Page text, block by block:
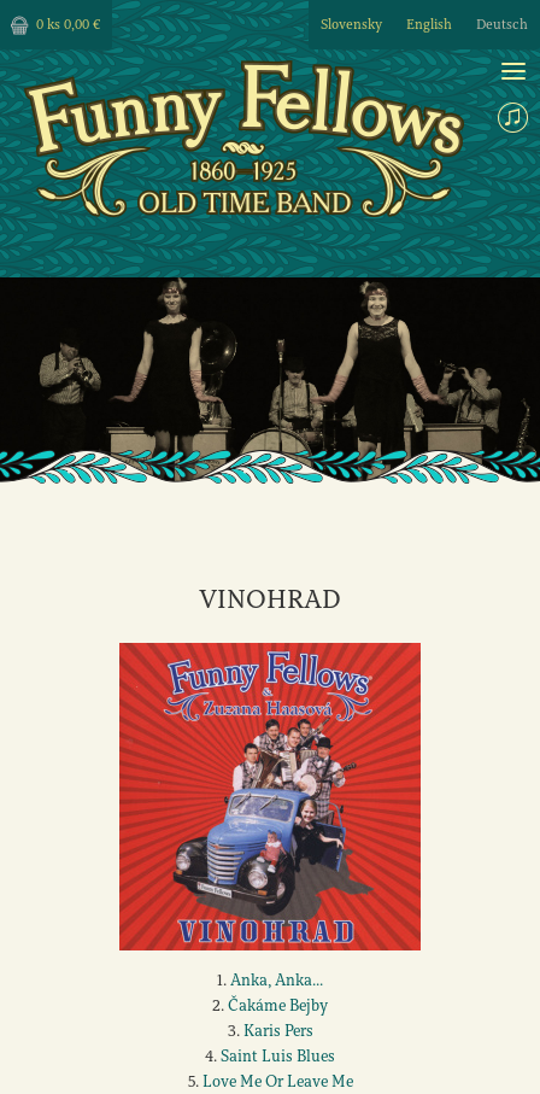
0 ks 0,00 € Slovensky English Deutsch
VINOHRAD
1.Anka, Anka...
2.Čakáme Bejby
3.Karis Pers
4.Saint Luis Blues
5.Love Me Or Leave Me